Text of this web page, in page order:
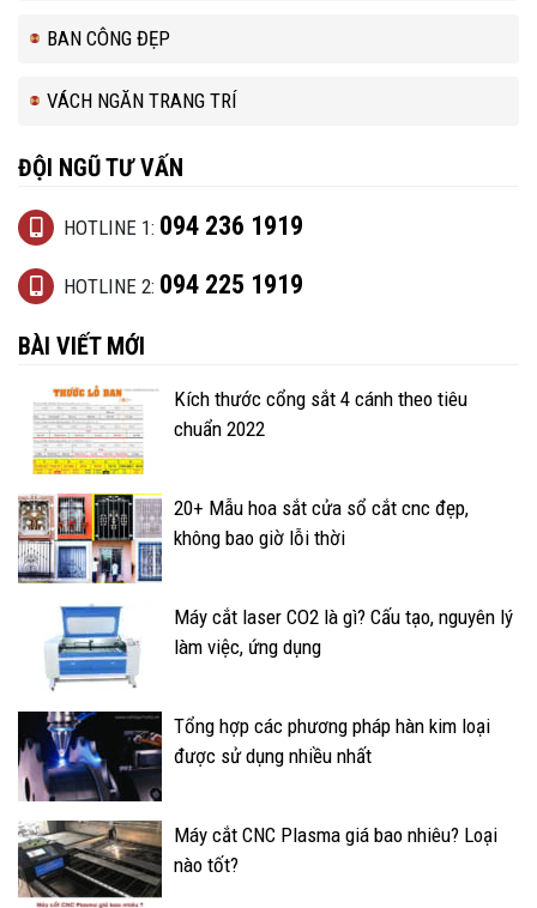
BAN CÔNG ĐẸP
VÁCH NGĂN TRANG TRÍ
ĐỘI NGŨ TƯ VẤN
HOTLINE 1: 094 236 1919
HOTLINE 2: 094 225 1919
BÀI VIẾT MỚI
Kích thước cổng sắt 4 cánh theo tiêu
chuẩn 2022
20+ Mẫu hoa sắt cửa sổ cắt cnc đẹp,
không bao giờ lỗi thời
Máy cắt laser CO2 là gì? Cấu tạo, nguyên lý
làm việc, ứng dụng
Tổng hợp các phương pháp hàn kim loại
được sử dụng nhiều nhất
Máy cắt CNC Plasma giá bao nhiêu? Loại
nào tốt?